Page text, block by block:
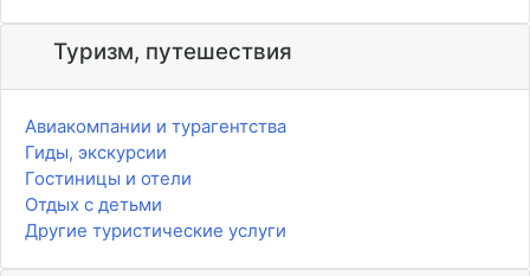
Туризм, путешествия
Авиакомпании и турагентства
Гиды, экскурсии
Гостиницы и отели
Отдых с детьми
Другие туристические услуги